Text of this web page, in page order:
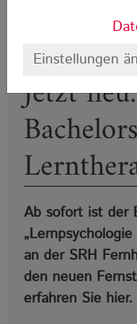
Jetzt neu:
Ab sofort ist der
an der SRH
den neuen
erfahren Sie hier.
Einstellungen